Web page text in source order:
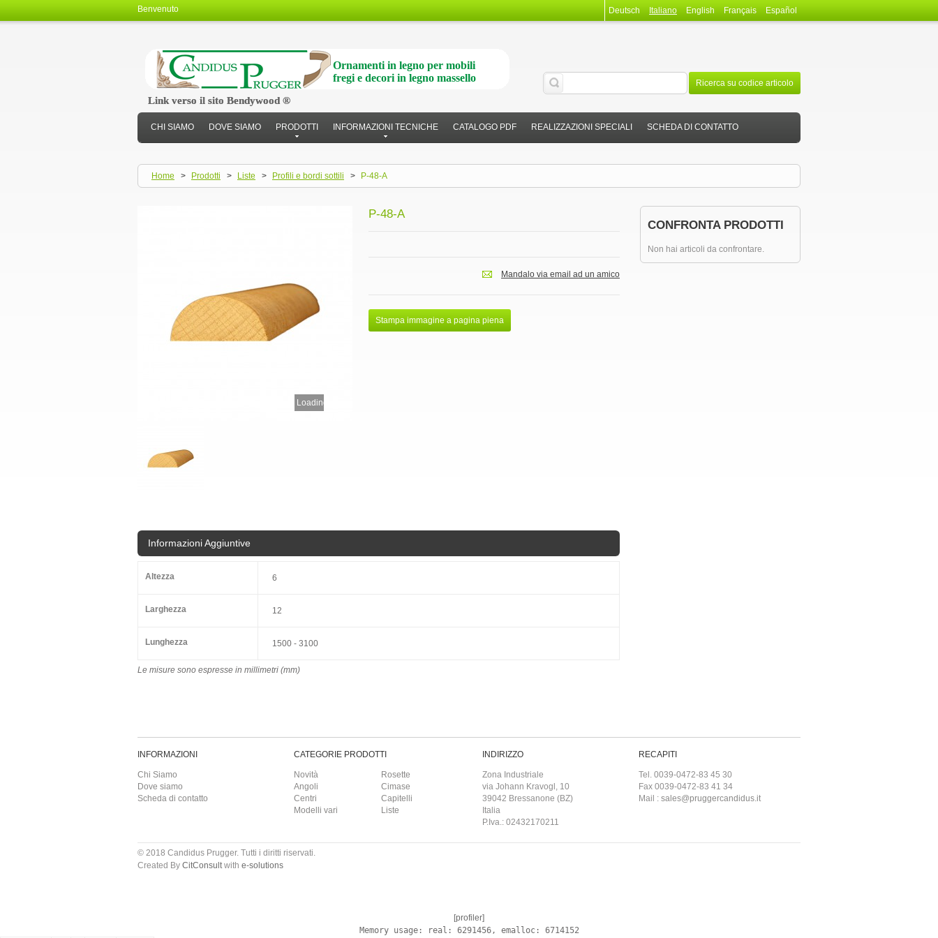
Benvenuto Deutsch Italiano English Français Español
Ornamenti in legno per mobili
fregi e decori in legno massello
Link verso il sito Bendywood ®
Link verso il sito Bendywood ®
Ricerca su codice articolo
CHI SIAMO DOVE SIAMO PRODOTTI INFORMAZIONI TECNICHE CATALOGO PDF REALIZZAZIONI SPECIALI SCHEDA DI CONTATTO
Home > Prodotti > Liste > Profili e bordi sottili > P-48-A
Loading...
P-48-A
Mandalo via email ad un amico
Stampa immagine a pagina piena
Informazioni Aggiuntive
Altezza 6
Larghezza 12
Lunghezza 1500 - 3100
Le misure sono espresse in millimetri (mm)
CONFRONTA PRODOTTI
Non hai articoli da confrontare.
INFORMAZIONI
Chi Siamo
Dove siamo
Scheda di contatto
CATEGORIE PRODOTTI
Novità
Rosette
Angoli
Cimase
Centri
Capitelli
Modelli vari
Liste
INDIRIZZO
Zona Industriale
via Johann Kravogl, 10
39042 Bressanone (BZ)
Italia
P.Iva.: 02432170211
RECAPITI
Tel. 0039-0472-83 45 30
Fax 0039-0472-83 41 34
Mail : sales@pruggercandidus.it
© 2018 Candidus Prugger. Tutti i diritti riservati.
Created By CitConsultwith e-solutions
[profiler]
Memory usage: real: 6291456, emalloc: 6714152